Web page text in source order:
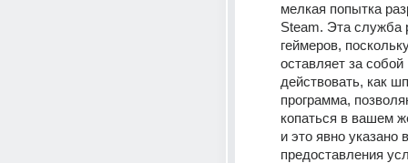
мелкая попытка
Steam. Эта служба
геймеров,
оставляет за собой
действовать, как
программа,
копаться в вашем
и это явно указано
предоставления